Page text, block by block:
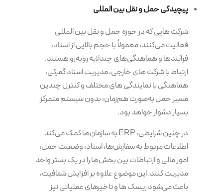
پیچیدگی حمل و نقل بین المللی
شرکت هایی که در حوزه حمل و نقل بین المللی
فعالیت می‌کنند، معمولاً با حجم بالایی از اسناد،
فرآیندها و هماهنگی‌های چندلایه روبه‌رو هستند.
ارتباط با شرکت های خارجی، مدیریت اسناد گمرکی،
هماهنگی با نمایندگی های مختلف و کنترل چندین
مسیر حمل به‌صورت هم‌زمان، بدون سیستم متمرکز
بسیار دشوار خواهد بود.
در چنین شرایطی، ERP به سازمان‌ها کمک می‌کند
اطلاعات مربوط به سفارش‌ها، اسناد، وضعیت حمل،
امور مالی و ارتباطات بین بخش‌ها را در یک بستر واحد
مدیریت کنند. این موضوع علاوه بر افزایش شفافیت،
باعث می‌شود ریسک ها و تاخیرهای عملیاتی نیز